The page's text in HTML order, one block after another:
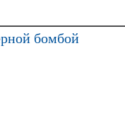
бомбой